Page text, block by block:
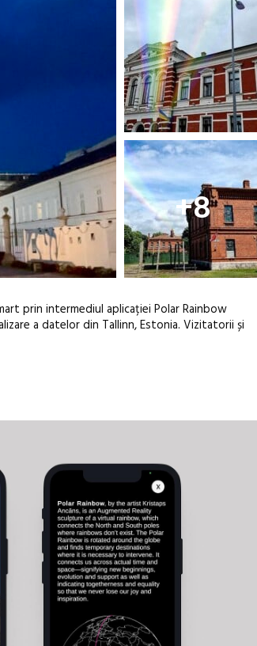
+8
prin intermediul aplicației Polar Rainbow
a datelor din Tallinn, Estonia. Vizitatorii și